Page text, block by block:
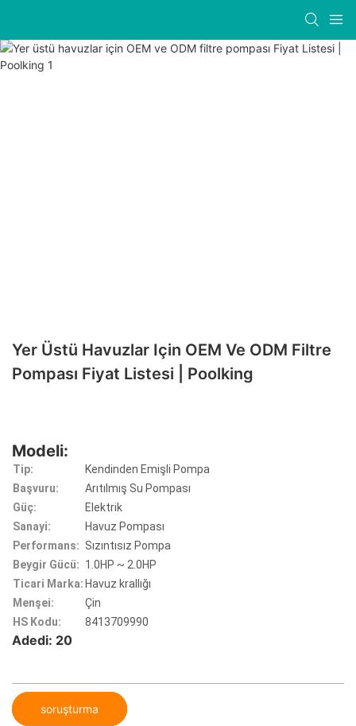
Yer Üstü Havuzlar Için OEM Ve ODM Filtre
Pompası Fiyat Listesi | Poolking
Modeli:
Tip:
Kendinden Emişli Pompa
Başvuru:
Arıtılmış Su Pompası
Güç:
Elektrik
Sanayi:
Havuz Pompası
Performans: Sızıntısız Pompa
Beygir Gücü: 1.0HP ~ 2.0HP
Ticari Marka: Havuz krallığı
Menşei:
Çin
HS Kodu:
8413709990
Adedi: 20
soruşturma